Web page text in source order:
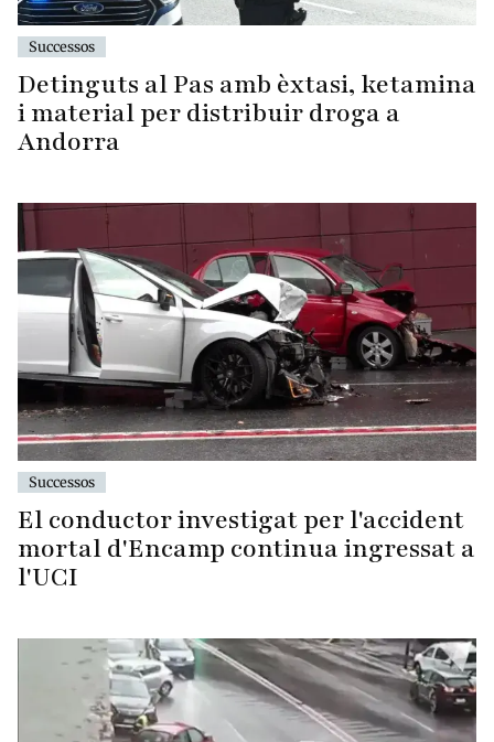
Successos
Detinguts al Pas amb èxtasi, ketamina
i material per distribuir droga a
Andorra
Successos
El conductor investigat per l'accident
mortal d'Encamp continua ingressat a
l'UCI